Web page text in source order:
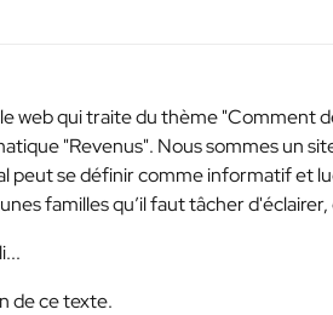
web qui traite du thème "Comment
"Revenus". Nous sommes un
peut se définir comme informatif et
familles qu’il faut tâcher
de ce texte.